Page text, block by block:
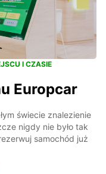
I CZASIE
Europcar
świecie znalezienie
nigdy nie było tak
samochód już